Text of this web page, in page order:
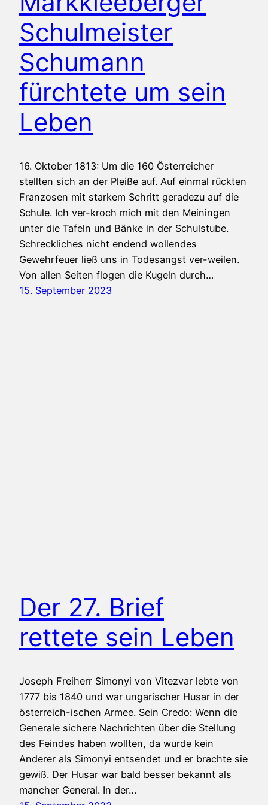
Schulmeister
Schumann
fürchtete um sein
Leben
16. Oktober 1813: Um die 160 Österreicher
stellten sich an der Pleiße auf. Auf einmal rückten
Franzosen mit starkem Schritt geradezu auf die
Schule. Ich ver-kroch mich mit den Meiningen
unter die Tafeln und Bänke in der Schulstube.
Schreckliches nicht endend wollendes
Gewehrfeuer ließ uns in Todesangst ver-weilen.
Von allen Seiten flogen die Kugeln durch…
15. September 2023
Der 27. Brief
rettete sein Leben
Joseph Freiherr Simonyi von Vitezvar lebte von
1777 bis 1840 und war ungarischer Husar in der
österreich-ischen Armee. Sein Credo: Wenn die
Generale sichere Nachrichten über die Stellung
des Feindes haben wollten, da wurde kein
Anderer als Simonyi entsendet und er brachte sie
gewiß. Der Husar war bald besser bekannt als
mancher General. In der…